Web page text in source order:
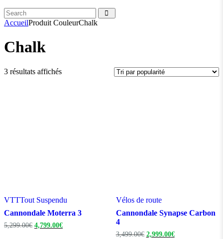
Search
facebook
instagramm
AccueilProduit CouleurChalk
Chalk
3 résultats affichésTrié
VTTTout Suspendu
Cannondale Moterra 3
5,299.00€ Le
4,799.00€Le
Vélos de route
Cannondale Synapse Carbon
4
3,499.00€ Le
2,999.00€Le